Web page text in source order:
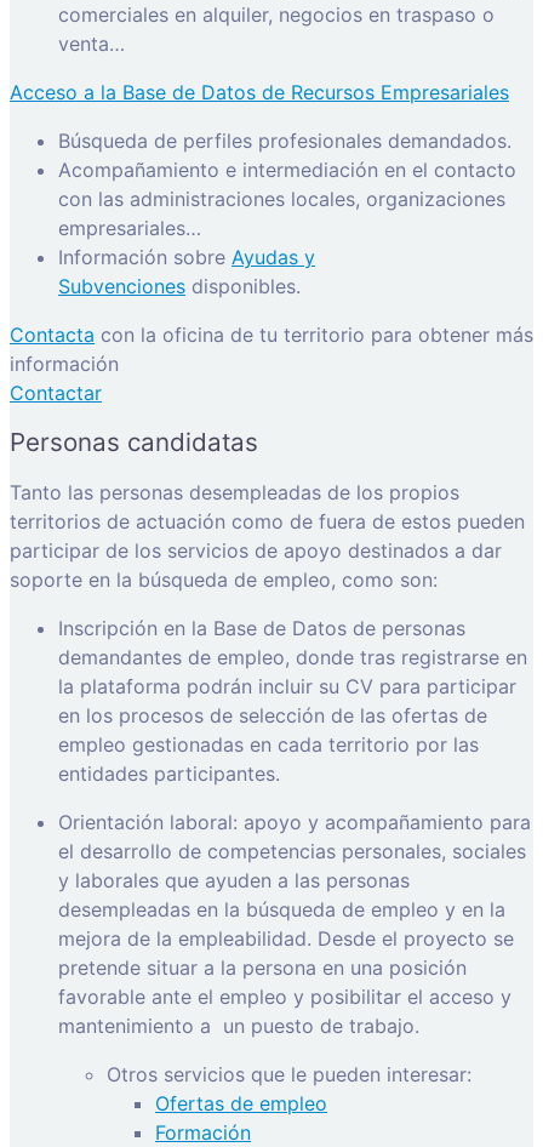
comerciales en alquiler, negocios en traspaso o
venta…
Acceso a la Base de Datos de Recursos Empresariales
Búsqueda de perfiles profesionales demandados.
Acompañamiento e intermediación en el contacto
con las administraciones locales, organizaciones
empresariales…
Información sobre Ayudas y
Subvenciones disponibles.
Contacta con la oficina de tu territorio para obtener más
información
Contactar
Personas candidatas
Tanto las personas desempleadas de los propios
territorios de actuación como de fuera de estos pueden
participar de los servicios de apoyo destinados a dar
soporte en la búsqueda de empleo, como son:
Inscripción en la Base de Datos de personas
demandantes de empleo, donde tras registrarse en
la plataforma podrán incluir su CV para participar
en los procesos de selección de las ofertas de
empleo gestionadas en cada territorio por las
entidades participantes.
Orientación laboral: apoyo y acompañamiento para
el desarrollo de competencias personales, sociales
y laborales que ayuden a las personas
desempleadas en la búsqueda de empleo y en la
mejora de la empleabilidad. Desde el proyecto se
pretende situar a la persona en una posición
favorable ante el empleo y posibilitar el acceso y
mantenimiento a un puesto de trabajo.
Otros servicios que le pueden interesar:
Ofertas de empleo
Formación